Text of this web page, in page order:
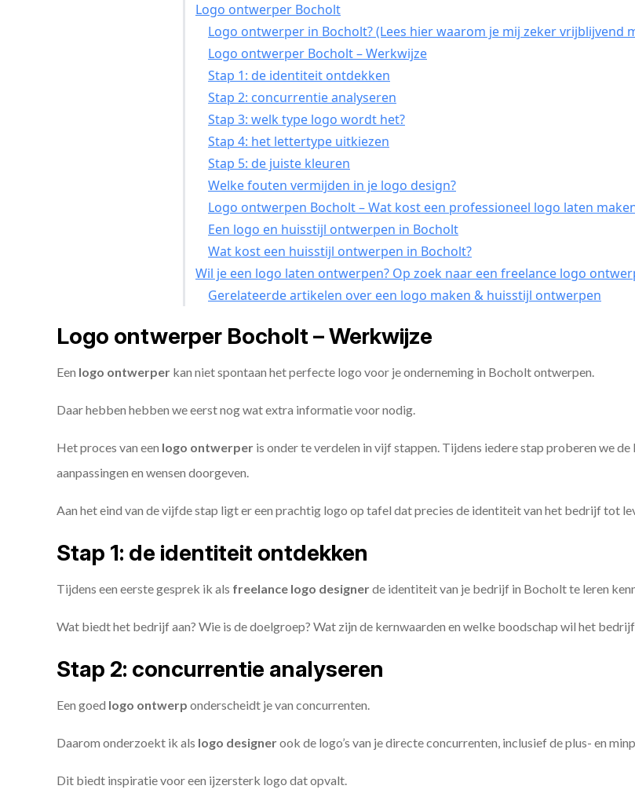
Logo ontwerper Bocholt
Logo ontwerper in Bocholt? (Lees hier waarom je mij zeker vrijblijvend
Logo ontwerper Bocholt – Werkwijze
Stap 1: de identiteit ontdekken
Stap 2: concurrentie analyseren
Stap 3: welk type logo wordt het?
Stap 4: het lettertype uitkiezen
Stap 5: de juiste kleuren
Welke fouten vermijden in je logo design?
Logo ontwerpen Bocholt – Wat kost een professioneel logo laten
Een logo en huisstijl ontwerpen in Bocholt
Wat kost een huisstijl ontwerpen in Bocholt?
Wil je een logo laten ontwerpen? Op zoek naar een freelance logo
Gerelateerde artikelen over een logo maken & huisstijl ontwerpen
Logo ontwerper Bocholt – Werkwijze
Een logo ontwerper kan niet spontaan het perfecte logo voor je onderneming in Bocholt ontwerpen.
Daar hebben hebben we eerst nog wat extra informatie voor nodig.
Het proces van een logo ontwerper is onder te verdelen in vijf stappen. Tijdens iedere stap proberen we
aanpassingen en wensen doorgeven.
Aan het eind van de vijfde stap ligt er een prachtig logo op tafel dat precies de identiteit van het bedrijf tot
Stap 1: de identiteit ontdekken
Tijdens een eerste gesprek ik als freelance logo designerde identiteit van je bedrijf in Bocholt te leren
Wat biedt het bedrijf aan? Wie is de doelgroep? Wat zijn de kernwaarden en welke boodschap wil het
Stap 2: concurrentie analyseren
Een goed logo ontwerp onderscheidt je van concurrenten.
Daarom onderzoekt ik als logo designerook de logo’s van je directe concurrenten, inclusief de plus- en
Dit biedt inspiratie voor een ijzersterk logo dat opvalt.